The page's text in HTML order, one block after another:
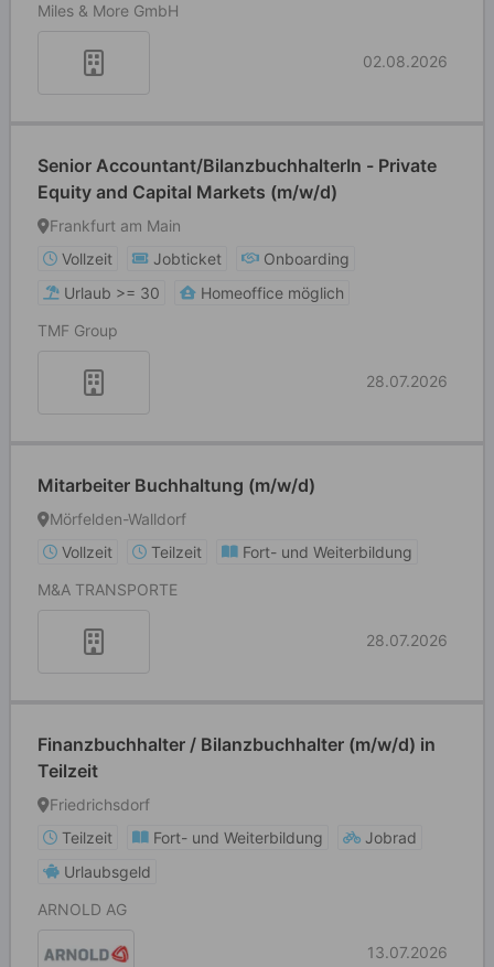
Miles & More GmbH
02.08.2026
Senior Accountant/BilanzbuchhalterIn - Private
Equity and Capital Markets (m/w/d)
Frankfurt am Main
Vollzeit
Jobticket
Onboarding
Urlaub >= 30
Homeoffice möglich
TMF Group
28.07.2026
Mitarbeiter Buchhaltung (m/w/d)
Mörfelden-Walldorf
Vollzeit
Teilzeit
Fort- und Weiterbildung
M&A TRANSPORTE
28.07.2026
Finanzbuchhalter / Bilanzbuchhalter (m/w/d) in
Teilzeit
Friedrichsdorf
Teilzeit
Fort- und Weiterbildung
Jobrad
Urlaubsgeld
ARNOLD AG
13.07.2026